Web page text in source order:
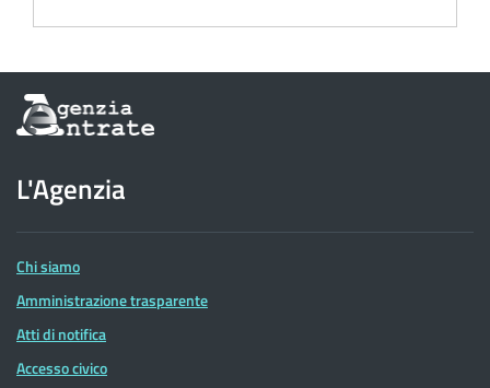
Informazioni
sul
dell'Agenzia
delle
Entrate
L'Agenzia
Chi siamo
Amministrazione trasparente
Atti di notifica
Accesso civico